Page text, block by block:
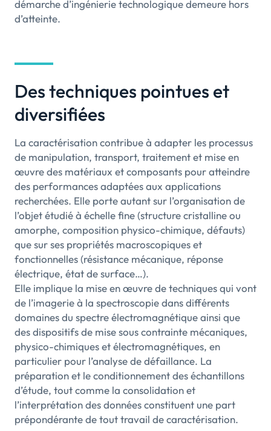
démarche d’ingénierie technologique demeure hors
d’atteinte.
Des techniques pointues et
diversifiées
La caractérisation contribue à adapter les processus
de manipulation, transport, traitement et mise en
œuvre des matériaux et composants pour atteindre
des performances adaptées aux applications
recherchées. Elle porte autant sur l’organisation de
l’objet étudié à échelle fine (structure cristalline ou
amorphe, composition physico-chimique, défauts)
que sur ses propriétés macroscopiques et
fonctionnelles (résistance mécanique, réponse
électrique, état de surface…).
Elle implique la mise en œuvre de techniques qui vont
de l’imagerie à la spectroscopie dans différents
domaines du spectre électromagnétique ainsi que
des dispositifs de mise sous contrainte mécaniques,
physico-chimiques et électromagnétiques, en
particulier pour l’analyse de défaillance. La
préparation et le conditionnement des échantillons
d’étude, tout comme la consolidation et
l’interprétation des données constituent une part
prépondérante de tout travail de caractérisation.